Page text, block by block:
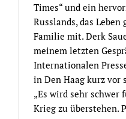
Times“ und ein
Russlands, das
Familie mit. Derk
meinem letzten
Internationalen
in Den Haag kurz vor
„Es wird sehr schwer
Krieg zu überstehen.